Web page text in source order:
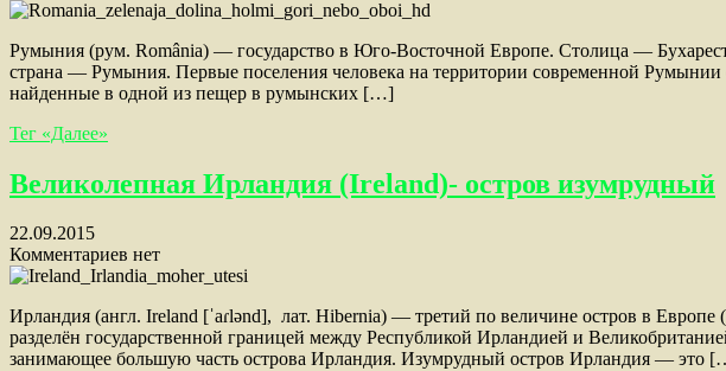
Румыния (рум. România) — государство в Юго-Восточной Европе. Столица —
страна — Румыния. Первые поселения человека на территории современной
найденные в одной из пещер в румынских […]
Тег «Далее»
Великолепная Ирландия (Ireland)- остров изумрудный
22.09.2015
Комментариев нет
Ирландия (англ. Ireland [ˈaɾlənd], лат. Hibernia) — третий по величине остров в
разделён государственной границей между Республикой Ирландией и
занимающее большую часть острова Ирландия. Изумрудный остров Ирландия — это